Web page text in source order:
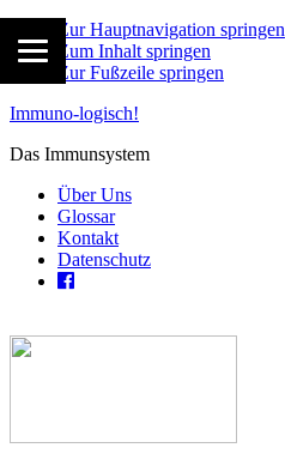
Zur Hauptnavigation springen
Zum Inhalt springen
Zur Fußzeile springen
Immuno-logisch!
Das Immunsystem
Über Uns
Glossar
Kontakt
Datenschutz